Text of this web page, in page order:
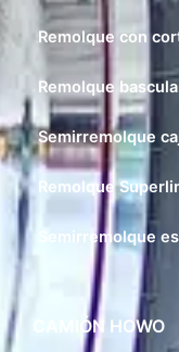
Remolque con
Remolque
Semirremolque
Remolque
Semirremolque
CAMIÓN HOWO